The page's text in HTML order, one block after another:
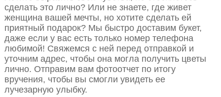
сделать это лично? Или не знаете, где живет
женщина вашей мечты, но хотите сделать ей
приятный подарок? Мы быстро доставим букет,
даже если у вас есть только номер телефона
любимой! Свяжемся с ней перед отправкой и
уточним адрес, чтобы она могла получить цветы
лично. Отправим вам фотоотчет по итогу
вручения, чтобы вы смогли увидеть ее
лучезарную улыбку.